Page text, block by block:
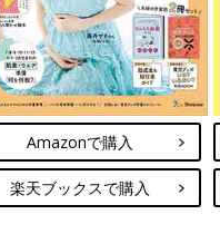
Amazonで購入
楽天ブックスで購入